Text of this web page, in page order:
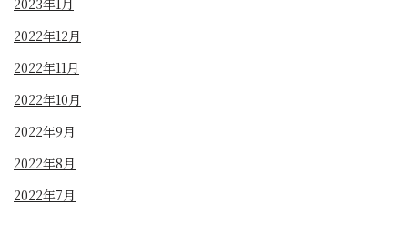
2023年1月
2022年12月
2022年11月
2022年10月
2022年9月
2022年8月
2022年7月